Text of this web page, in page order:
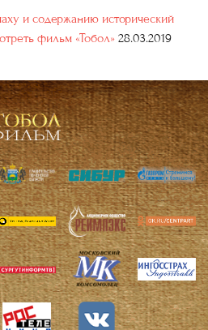
и содержанию исторический
фильм «Тобол» 28.03.2019